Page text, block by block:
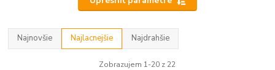
Najnovšie Najlacnejšie Najdrahšie
Zobrazujem 1-20 z 22